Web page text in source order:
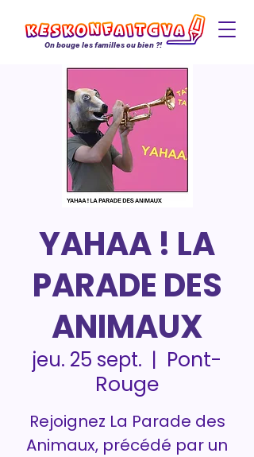
On bouge les familles ou bien ?!
YAHAA ! LA
PARADE DES
ANIMAUX
jeu. 25 sept.
  |
Pont-
Rouge
Rejoignez La Parade des
Animaux, précédé par un